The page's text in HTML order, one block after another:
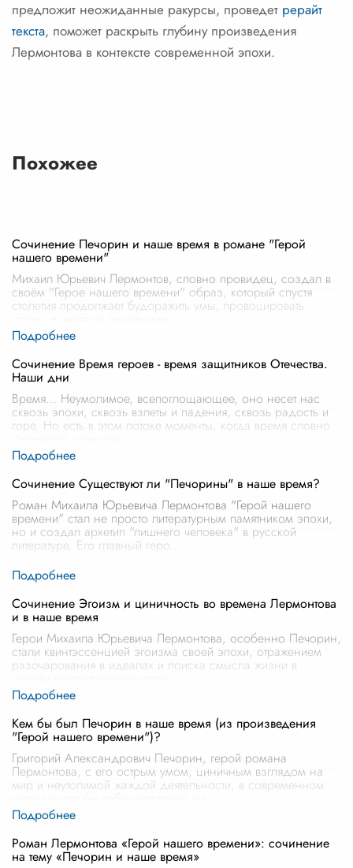
предложит неожиданные ракурсы, проведет рерайт
текста, поможет раскрыть глубину произведения
Лермонтова в контексте современной эпохи.
Похожее
Сочинение Печорин и наше время в романе "Герой
нашего времени"
Михаил Юрьевич Лермонтов, словно провидец, создал в
своём "Герое нашего времени" образ, который спустя
столетия продолжает будоражить умы, провоцировать
Сочинение Время героев - время защитников Отечества.
Наши дни
Время… Неумолимое, всепоглощающее, оно несет нас
сквозь эпохи, сквозь взлеты и падения, сквозь радость и
горе. Но есть в этом потоке моменты, когда время словно
Сочинение Существуют ли "Печорины" в наше время?
Роман Михаила Юрьевича Лермонтова "Герой нашего
времени" стал не просто литературным памятником эпохи,
но и создал архетип "лишнего человека" в русской
литературе. Его главный геро
Сочинение Эгоизм и циничность во времена Лермонтова
и в наше время
Герои Михаила Юрьевича Лермонтова, особенно Печорин,
стали квинтэссенцией эгоизма своей эпохи, отражением
разочарования в идеалах и поиска смысла жизни в
Кем бы был Печорин в наше время (из произведения
"Герой нашего времени")?
Григорий Александрович Печорин, герой романа
Лермонтова, с его острым умом, циничным взглядом на
мир и неутолимой жаждой деятельности, в современном
Роман Лермонтова «Герой нашего времени»: сочинение
на тему «Печорин и наше время»